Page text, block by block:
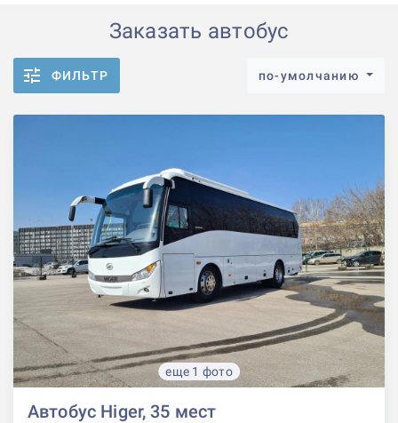
Заказать автобус
ФИЛЬТР по-умолчанию
еще 1 фото
Автобус Higer, 35 мест